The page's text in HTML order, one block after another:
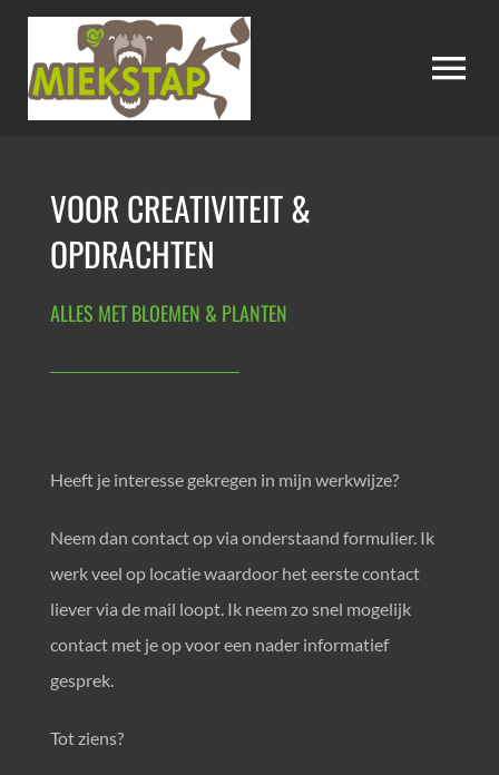
Skip
content
VOOR CREATIVITEIT &
OPDRACHTEN
ALLES MET BLOEMEN & PLANTEN
Heeft je interesse gekregen in mijn werkwijze?
Neem dan contact op via onderstaand formulier. Ik
werk veel op locatie waardoor het eerste contact
liever via de mail loopt. Ik neem zo snel mogelijk
contact met je op voor een nader informatief
gesprek.
Tot ziens?